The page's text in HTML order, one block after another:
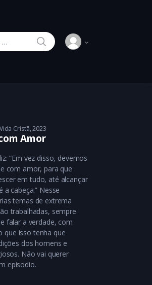
Vida Cristã 2023
Amor
“Em vez disso, devemos
com amor, para que
em tudo, até alcançar
a cabeça.” ‭‭Nesse
temas de extrema
trabalhadas, sempre
falar a verdade, com
que isso tenha que
dos homens e
Não vai querer
episodio.